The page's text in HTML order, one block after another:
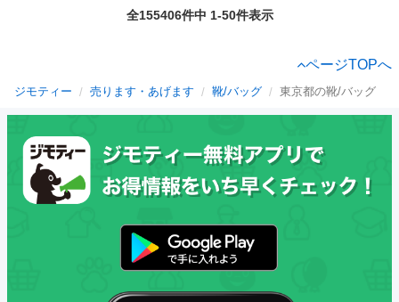
全155406件中 1-50件表示
ページTOPへ
ジモティー 売ります・あげます 靴/バッグ 東京都の靴/バッグ